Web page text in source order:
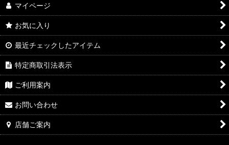
2026年3月DMワイン
2026年2月DMワイン
2026年1月DMワイン
2025年12月DMワイン
2025年11月DMワイン
2025年10月DMワイン
マイページ
お気に入り
最近チェックしたアイテム
特定商取引法表示
ご利用案内
お問い合わせ
店舗ご案内